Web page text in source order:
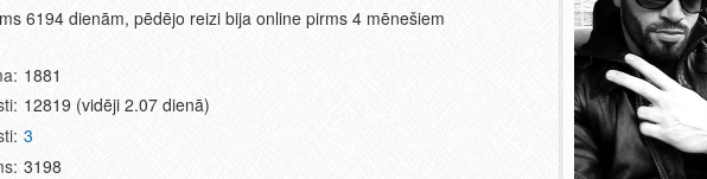
6194 dienām, pēdējo reizi bija online pirms 4 mēnešiem
1881
12819 (vidēji 2.07 dienā)
3
3198